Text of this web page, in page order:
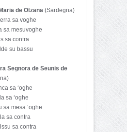
de Otzana (Sardegna)
sa voghe
sa mesuvoghe
sa contra
su bassu
Segnora de Seunis de
sa ‘oghe
sa ‘oghe
sa mesa ‘oghe
sa contra
sa contra